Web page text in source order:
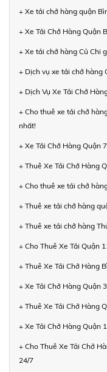
+ Xe tải chở hàng quận
+ Xe Tải Chở Hàng Quận
+ Xe tải chở hàng Củ Chi
+ Dịch vụ xe tải chở hàng
+ Dịch Vụ Xe Tải Chở
+ Cho thuê xe tải chở
nhất!
+ Xe Tải Chở Hàng Quận
+ Thuê Xe Tải Chở Hàng
+ Cho thuê xe tải chở
+ Thuê xe tải chở hàng
+ Thuê xe tải chở hàng
+ Cho Thuê Xe Tải Quận
+ Thuê Xe Tải Chở Hàng
+ Xe Tải Chở Hàng Quận
+ Thuê Xe Tải Chở Hàng
+ Xe Tải Chở Hàng Quận
+ Cho Thuê Xe Tải Chở
24/7